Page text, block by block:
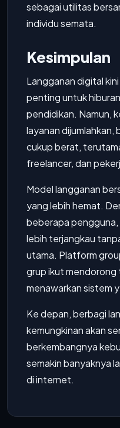
sebagai utilitas
individu semata.
Kesimpulan
Langganan digital
penting untuk
pendidikan. Namun,
layanan dijumlahkan,
cukup berat,
freelancer, dan
Model langganan
yang lebih hemat.
beberapa pengguna,
lebih terjangkau
utama. Platform
grup ikut mendorong
menawarkan sistem
Ke depan, berbagi
kemungkinan akan
berkembangnya
semakin banyaknya
di internet.